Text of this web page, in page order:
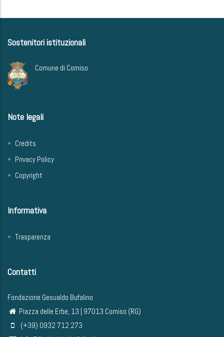
Sostenitori istituzionali
Comune di Comiso
Note legali
Credits
Privacy Policy
Copyright
Informativa
Trasparenza
Contatti
Fondazione Gesualdo Bufalino
Piazza delle Erbe, 13 | 97013 Comiso (RG)
(+39) 0932 712 273